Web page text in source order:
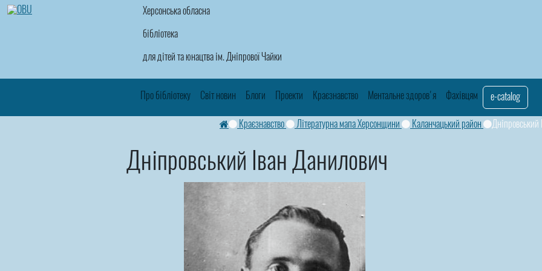
Херсонська обласна
бібліотека
для дітей та юнацтва ім. Дніпрової Чайки
Про бібліотеку Світ новин Блоги Проекти Краєзнавство Ментальне здоров'я Фахівцям e-catalog
Краєзнавство Літературна мапа Херсонщини Каланчацький район Дніпровський
Дніпровський Іван Данилович